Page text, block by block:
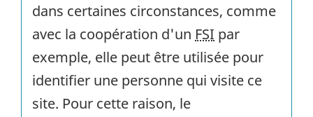
dans certaines circonstances, comme
avec la coopération d'un FSI par
exemple, elle peut être utilisée pour
identifier une personne qui visite ce
site. Pour cette raison, le